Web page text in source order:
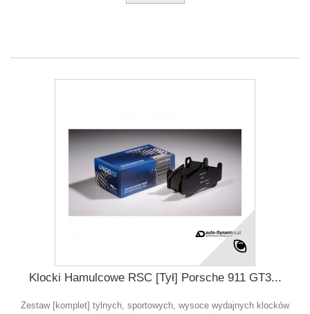
Klocki Hamulcowe RSC [Tył] Porsche 911 GT3...
Zestaw [komplet] tylnych, sportowych, wysoce wydajnych klocków